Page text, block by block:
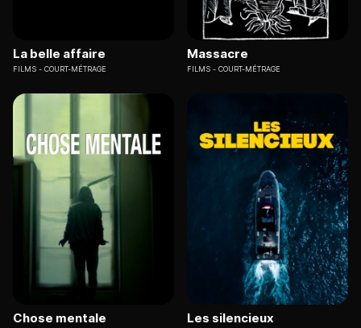
La belle affaire
FILMS COURT-MÉTRAGE
Massacre
FILMS COURT-MÉTRAGE
Chose mentale Les silencieux